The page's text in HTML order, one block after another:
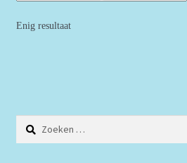
Enig resultaat
Zoeken
naar: